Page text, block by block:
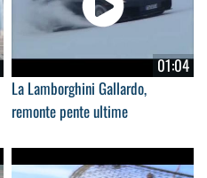
01:04
La Lamborghini Gallardo,
remonte pente ultime